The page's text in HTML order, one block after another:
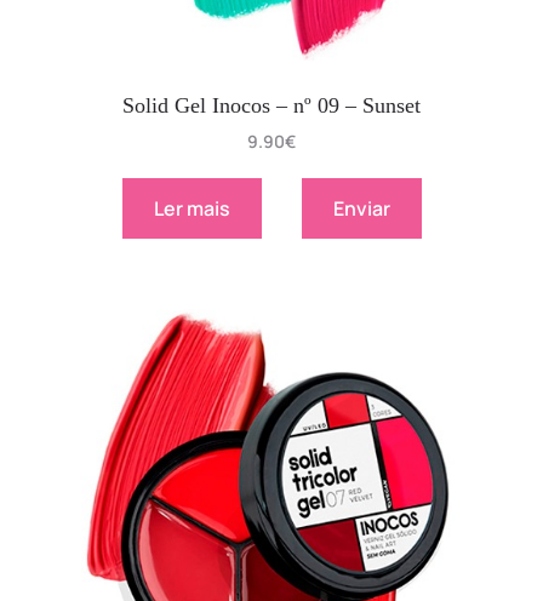
Solid Gel Inocos – nº 09 – Sunset
9.90€
Ler mais Enviar